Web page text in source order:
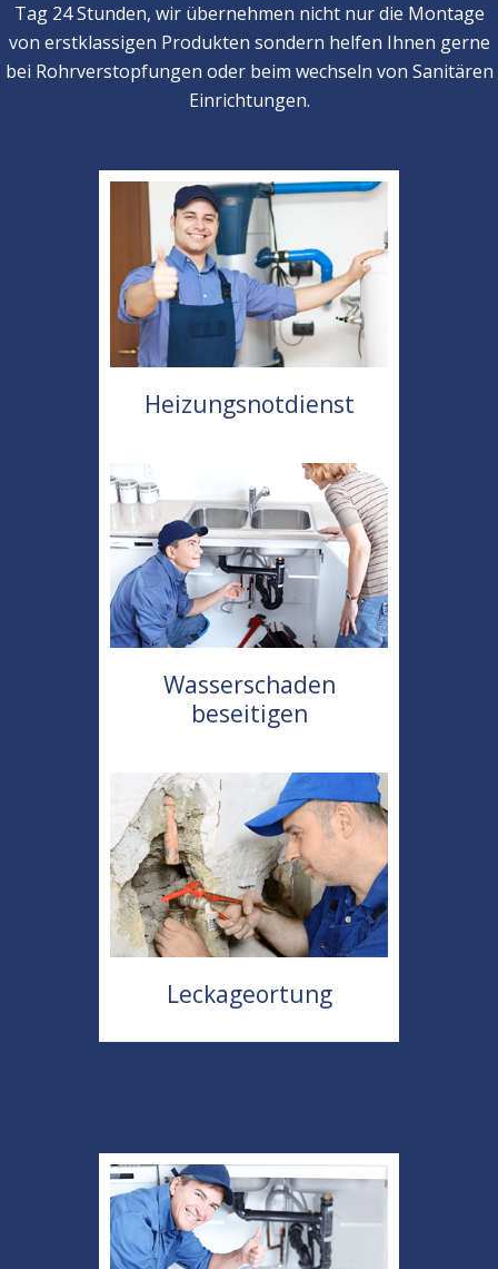
Tag 24 Stunden, wir übernehmen nicht nur die Montage
von erstklassigen Produkten sondern helfen Ihnen gerne
bei Rohrverstopfungen oder beim wechseln von Sanitären
Einrichtungen.
Heizungsnotdienst
Wasserschaden
beseitigen
Leckageortung